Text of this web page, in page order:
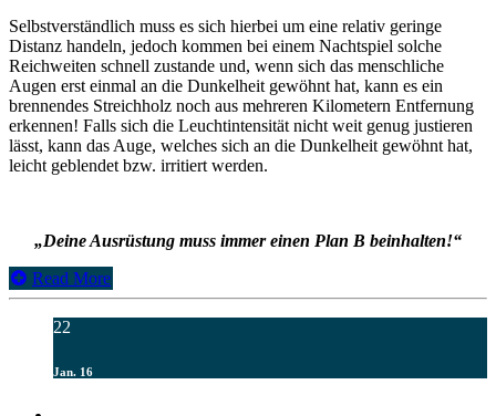
Selbstverständlich muss es sich hierbei um eine relativ geringe
Distanz handeln, jedoch kommen bei einem Nachtspiel solche
Reichweiten schnell zustande und, wenn sich das menschliche
Augen erst einmal an die Dunkelheit gewöhnt hat, kann es ein
brennendes Streichholz noch aus mehreren Kilometern Entfernung
erkennen! Falls sich die Leuchtintensität nicht weit genug justieren
lässt, kann das Auge, welches sich an die Dunkelheit gewöhnt hat,
leicht geblendet bzw. irritiert werden.
„Deine Ausrüstung muss immer einen Plan B beinhalten!“
Read More
22
Jan. 16